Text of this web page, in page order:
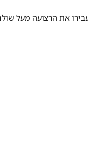
את הרצועה מעל